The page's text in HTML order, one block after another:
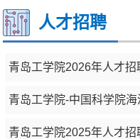
人才招聘
青岛工学院2026年人才招
青岛工学院-中国科学院
青岛工学院2025年人才招